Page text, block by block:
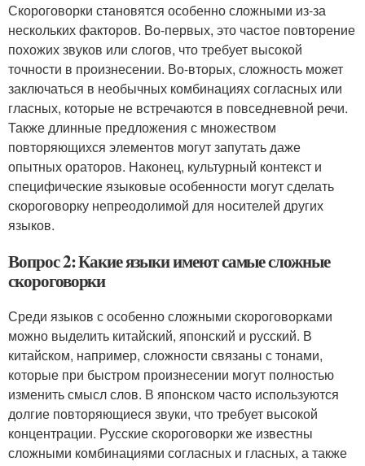
Скороговорки становятся особенно сложными из-за
нескольких факторов. Во-первых, это частое повторение
похожих звуков или слогов, что требует высокой
точности в произнесении. Во-вторых, сложность может
заключаться в необычных комбинациях согласных или
гласных, которые не встречаются в повседневной речи.
Также длинные предложения с множеством
повторяющихся элементов могут запутать даже
опытных ораторов. Наконец, культурный контекст и
специфические языковые особенности могут сделать
скороговорку непреодолимой для носителей других
языков.
Вопрос 2: Какие языки имеют самые сложные
скороговорки
Среди языков с особенно сложными скороговорками
можно выделить китайский, японский и русский. В
китайском, например, сложности связаны с тонами,
которые при быстром произнесении могут полностью
изменить смысл слов. В японском часто используются
долгие повторяющиеся звуки, что требует высокой
концентрации. Русские скороговорки же известны
сложными комбинациями согласных и гласных, а также